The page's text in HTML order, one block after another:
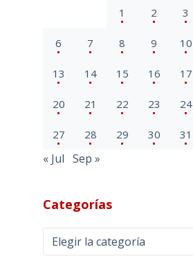
1 2 3
6 7 8 9 10
13 14 15 16 17
20 21 22 23 24
27 28 29 30 31
« Jul Sep »
Categorías
Categorías